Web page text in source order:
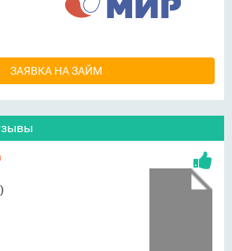
ЗАЯВКА НА ЗАЙМ